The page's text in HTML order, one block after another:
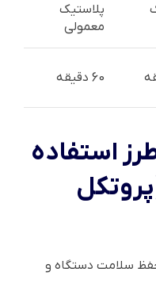
پلاستیک
معمولی
60 دقیقه
استفاده
حفظ سلامت دستگاه و